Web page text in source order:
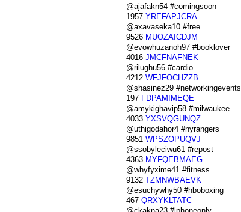
@ajafakn54 #comingsoon
1957 YREFAPJCRA
@axavaseka10 #free
9526 MUOZAICDJM
@evowhuzanoh97 #booklover
4016 JMCFNAFNEK
@rilughu56 #cardio
4212 WFJFOCHZZB
@shasinez29 #networkingevents
197 FDPAMIMEQE
@amykighavip58 #milwaukee
4033 YXSVQGUNQZ
@uthigodahor4 #nyrangers
9851 WPSZOPUQVJ
@ssobyleciwu61 #repost
4363 MYFQEBMAEG
@whyfyxime41 #fitness
9132 TZMNWBAEVK
@esuchywhy50 #hboboxing
467 QRXYKLTATC